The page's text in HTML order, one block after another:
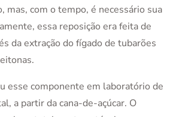
mas, com o tempo, é necessário sua
essa reposição era feita de
da extração do fígado de tubarões
esse componente em laboratório de
a partir da cana-de-açúcar. O